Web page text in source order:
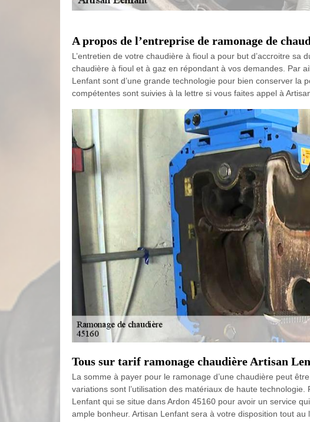
A propos de l’entreprise de ramonage de
L’entretien de votre chaudière à fioul a pour but d’accroitre sa
chaudière à fioul et à gaz en répondant à vos demandes. Par
Lenfant sont d’une grande technologie pour bien conserver la
compétentes sont suivies à la lettre si vous faites appel à
Tous sur tarif ramonage chaudière Artisan
La somme à payer pour le ramonage d’une chaudière peut
variations sont l’utilisation des matériaux de haute
Lenfant qui se situe dans Ardon 45160 pour avoir un service
ample bonheur. Artisan Lenfant sera à votre disposition tout au